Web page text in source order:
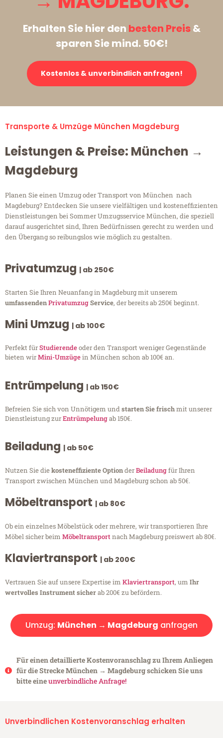
Erhalten Sie hier den besten Preis&
sparen Sie mind. 50€!
Kostenlos & unverbindlich anfragen!
Transporte & Umzüge München Magdeburg
Leistungen & Preise: München →
Magdeburg
Planen Sie einen Umzug oder Transport von München nach
Magdeburg? Entdecken Sie unsere vielfältigen und kosteneffizienten
Dienstleistungen bei Sommer Umzugsservice München, die speziell
darauf ausgerichtet sind, Ihren Bedürfnissen gerecht zu werden und
den Übergang so reibungslos wie möglich zu gestalten.
Privatumzug | ab 250€
Starten Sie Ihren Neuanfang in Magdeburg mit unserem
umfassendenPrivatumzugService, der bereits ab 250€ beginnt.
Mini Umzug | ab 100€
Perfekt fürStudierendeoder den Transport weniger Gegenstände
bieten wirMini-Umzügein München schon ab 100€ an.
Entrümpelung | ab 150€
Befreien Sie sich von Unnötigem undstarten Sie frischmit unserer
Dienstleistung zurEntrümpelungab 150€.
Beiladung | ab 50€
Nutzen Sie diekosteneffiziente OptionderBeiladungfür Ihren
Transport zwischen München und Magdeburg schon ab 50€.
Möbeltransport | ab 80€
Ob ein einzelnes Möbelstück oder mehrere, wir transportieren Ihre
Möbel sicher beim Möbeltransportnach Magdeburg preiswert ab 80€.
Klaviertransport | ab 200€
Vertrauen Sie auf unsere Expertise im Klaviertransport, um Ihr
wertvolles Instrument sicherab 200€ zu befördern.
Umzug: München → Magdeburg anfragen
Für einen detaillierte Kostenvoranschlag zu Ihrem Anliegen
für die Strecke München → Magdeburg schicken Sie uns
bitte eineunverbindliche Anfrage!
Unverbindlichen Kostenvoranschlag erhalten